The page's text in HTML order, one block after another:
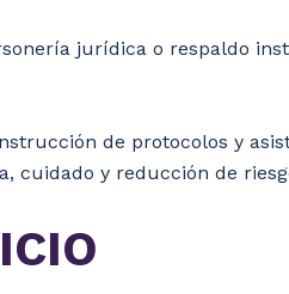
jurídica o respaldo
de protocolos y
cuidado y reducción de